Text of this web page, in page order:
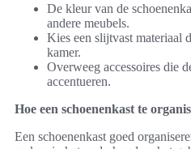
De kleur van de
andere meubels.
Kies een slijtvast materiaal
kamer.
Overweeg accessoires die
accentueren.
Hoe een schoenenkast te
Een schoenenkast goed